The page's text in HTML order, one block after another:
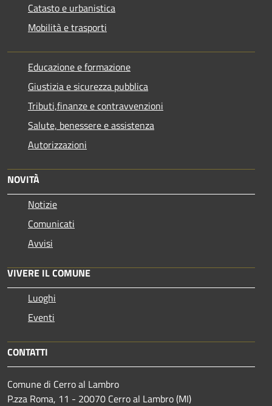
Catasto e urbanistica
Mobilità e trasporti
Educazione e formazione
Giustizia e sicurezza pubblica
Tributi,finanze e contravvenzioni
Salute, benessere e assistenza
Autorizzazioni
NOVITÀ
Notizie
Comunicati
Avvisi
VIVERE IL COMUNE
Luoghi
Eventi
CONTATTI
Comune di Cerro al Lambro
P.zza Roma, 11 - 20070 Cerro al Lambro (MI)